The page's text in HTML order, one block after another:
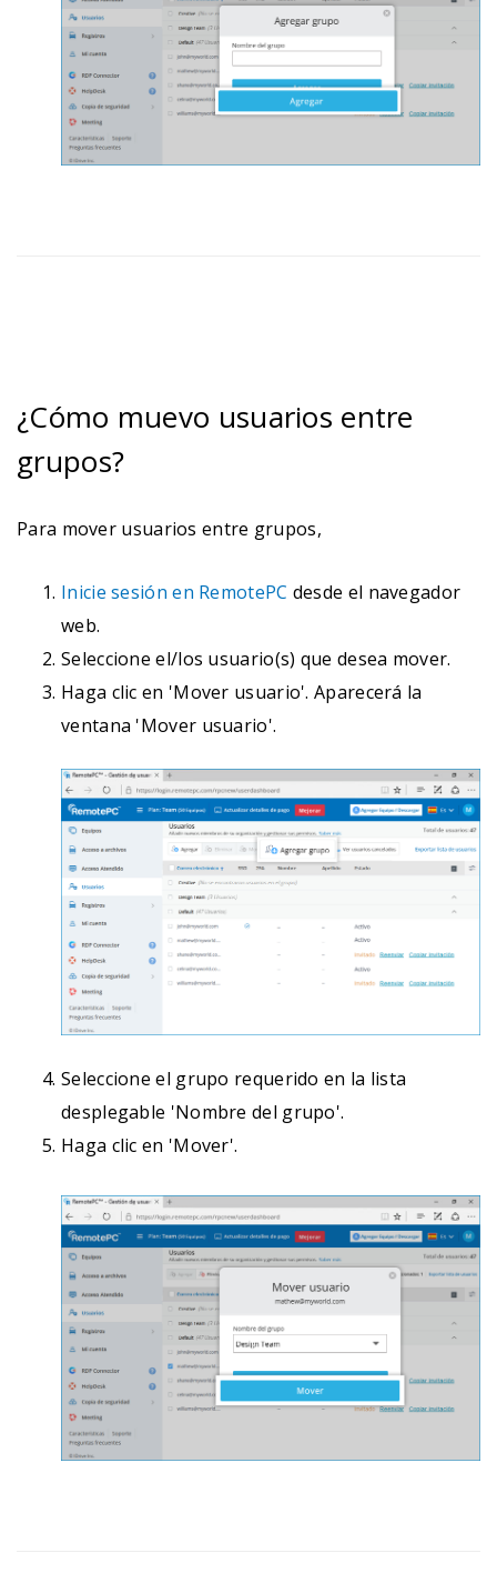
¿Cómo muevo usuarios entre
grupos?
Para mover usuarios entre grupos,
Inicie sesión en RemotePC desde el navegador
web.
Seleccione el/los usuario(s) que desea mover.
Haga clic en 'Mover usuario'. Aparecerá la
ventana 'Mover usuario'.
Seleccione el grupo requerido en la lista
desplegable 'Nombre del grupo'.
Haga clic en 'Mover'.